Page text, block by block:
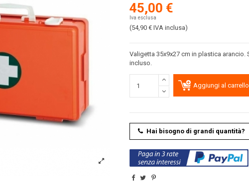
45,00 €
Iva esclusa
(54,90 € IVA inclusa)
Valigetta 35x9x27 cm in plastica
incluso.
Aggiungi al carrello
Hai bisogno di grandi quantità?